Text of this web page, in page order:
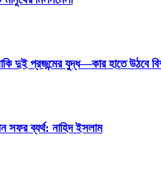
দুই প্রজন্মের যুদ্ধ—কার হাতে উঠবে
সফর ব্যর্থ: নাহিদ ইসলাম